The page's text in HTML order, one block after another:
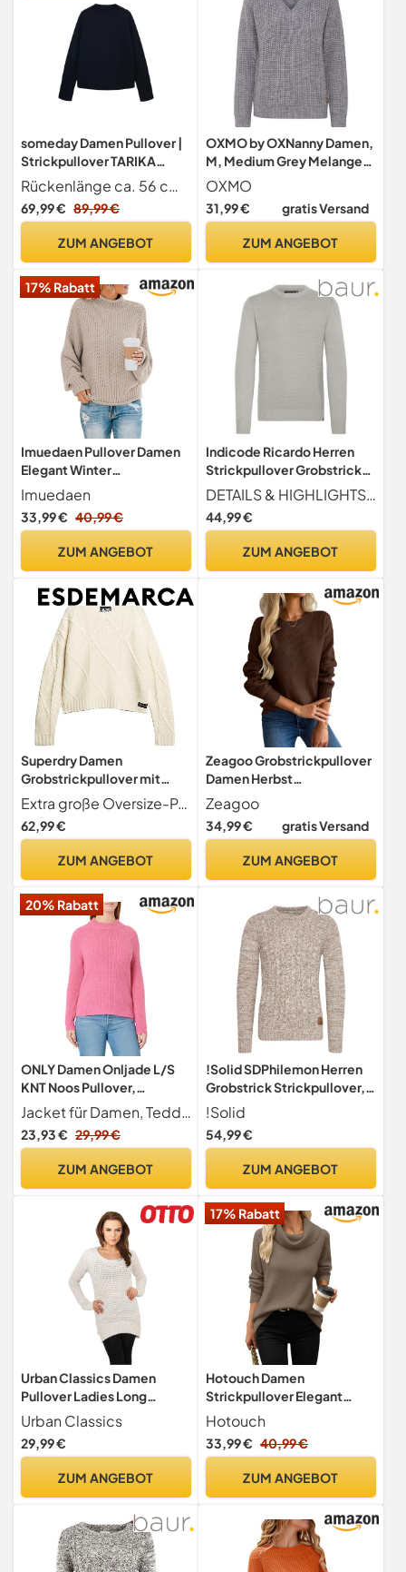
someday Damen Pullover |
Strickpullover TARIKA
Loose aus 100%
Baumwolle Ocean, 40
Rückenlänge ca. 56 cm in Größe 36
69,99 € 89,99 €
ZUM ANGEBOT
OXMO by OXNanny Damen,
M, Medium Grey Melange
(201146)
OXMO
31,99 € gratis Versand
ZUM ANGEBOT
17% Rabatt
Imuedaen Pullover Damen
Elegant Winter
Rollkragenpullover
Strickpullover
Grobstrickpullover Casual
Oberteile (A Khaki, L)
Imuedaen
33,99 € 40,99 €
ZUM ANGEBOT
Indicode Ricardo Herren
Strickpullover Grobstrick
Pullover mit abgesetztem
Strickmuster, Größe:XXL,
Farbe:Light Grey Mix (913)
DETAILS & HIGHLIGHTS Grobstrickpullover aus reiner Baumwolle, angenehm weicher Tragekomfort, Kunstleder-Patch am unteren linken Saum, gerippter Abschlussbund sowie Ärmelbündchen, abgesetztes Strickmuster im Körperbereich
44,99 €
ZUM ANGEBOT
Superdry Damen
Grobstrickpullover mit
Zopfmuster
Kokosnussmilch Weiß 38
Extra große Oversize-Passform für einen lässigen Style
62,99 €
ZUM ANGEBOT
Zeagoo Grobstrickpullover
Damen Herbst
Rundhalsausschnitt Shirts
Zeagoo
34,99 € gratis Versand
ZUM ANGEBOT
20% Rabatt
ONLY Damen Onljade L/S
KNT Noos Pullover,
Strawberry Moon/Detail:w
Melange, M EU
Jacket für Damen, Teddyfell, Teddyjacke
23,93 € 29,99 €
ZUM ANGEBOT
!Solid SDPhilemon Herren
Grobstrick Strickpullover,
2XL, Dune (5409)
!Solid
54,99 €
ZUM ANGEBOT
Urban Classics Damen
Pullover Ladies Long
Wideneck Sweater, Gr.
Small, Weiß (Offwhite 555)
Urban Classics
29,99 €
ZUM ANGEBOT
17% Rabatt
Hotouch Damen
Strickpullover Elegant
Stehkragen Pullover Herbst
Winter Grobstrickpullover
Dicker Feinstrickpullover
Hotouch
33,99 € 40,99 €
ZUM ANGEBOT